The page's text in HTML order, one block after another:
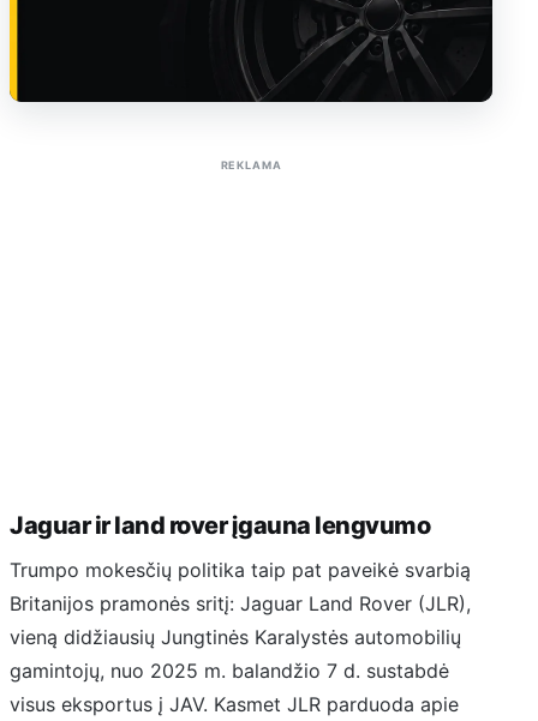
REKLAMA
Jaguar ir land rover įgauna lengvumo
Trumpo mokesčių politika taip pat paveikė svarbią
Britanijos pramonės sritį: Jaguar Land Rover (JLR),
vieną didžiausių Jungtinės Karalystės automobilių
gamintojų, nuo 2025 m. balandžio 7 d. sustabdė
visus eksportus į JAV. Kasmet JLR parduoda apie